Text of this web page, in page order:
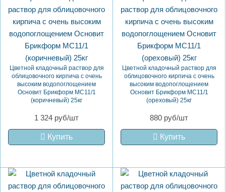
Цветной кладочный раствор для
облицовочного кирпича с очень
высоким водопоглощением
Основит Брикформ MC11/1
(коричневый) 25кг
1 324 руб/шт
Купить
Цветной кладочный раствор для
облицовочного кирпича с очень
высоким водопоглощением
Основит Брикформ MC11/1
(ореховый) 25кг
880 руб/шт
Купить